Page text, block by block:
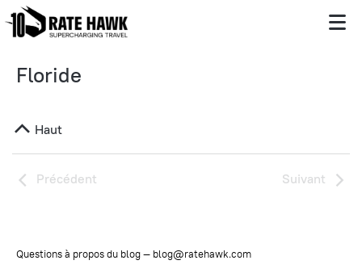
Floride
Haut
Précédent Suivant
Questions à propos du blog — blog@ratehawk.com